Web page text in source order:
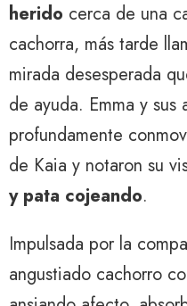
herido cerca de una
cachorra, más tarde
mirada desesperada
de ayuda. Emma y sus
profundamente
de Kaia y notaron su
y pata cojeando.
Impulsada por la
angustiado cachorro